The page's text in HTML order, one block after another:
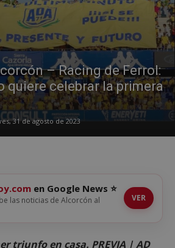
– Racing de Ferrol:
quiere celebrar la primera
31 de agosto de 2023
en Google News ⭐
las noticias de Alcorcón al
VER
triunfo en casa. PREVIA | AD